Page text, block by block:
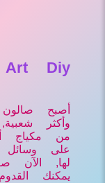
Art Diy
أصبح
وأكثر
من مكياج
على وسائل
لها, الآن
يمكنك